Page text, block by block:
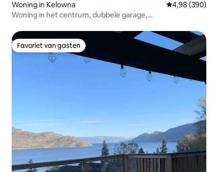
Woning in Kelowna Gemiddelde
4,98 (390)
Woning in het centrum, dubbele garage,
Favoriet van gasten
Favoriet van gasten